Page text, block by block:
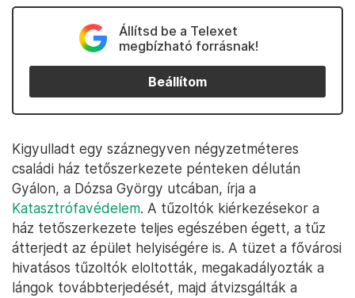
Állítsd be a Telexet
megbízható forrásnak!
Beállítom
Kigyulladt egy száznegyven négyzetméteres
családi ház tetőszerkezete pénteken délután
Gyálon, a Dózsa György utcában, írja a
Katasztrófavédelem. A tűzoltók kiérkezésekor a
ház tetőszerkezete teljes egészében égett, a tűz
átterjedt az épület helyiségére is. A tüzet a fővárosi
hivatásos tűzoltók eloltották, megakadályozták a
lángok továbbterjedését, majd átvizsgálták a